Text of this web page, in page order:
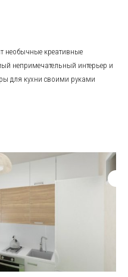
необычные креативные
непримечательный интерьер и
для кухни своими руками